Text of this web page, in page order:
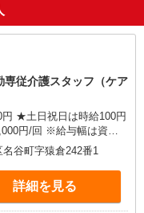
従介護スタッフ（ケア
円
円/回 ※給与幅は資
谷町字猿倉242番1
詳細を見る